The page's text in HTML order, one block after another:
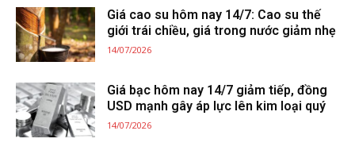
Giá cao su hôm nay 14/7: Cao su thế
giới trái chiều, giá trong nước giảm nhẹ
14/07/2026
Giá bạc hôm nay 14/7 giảm tiếp, đồng
USD mạnh gây áp lực lên kim loại quý
14/07/2026